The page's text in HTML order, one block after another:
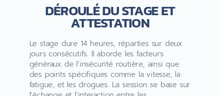
DÉROULÉ DU STAGE ET
ATTESTATION
Le stage dure 14 heures, réparties sur deux
jours consécutifs. Il aborde les facteurs
généraux de l’insécurité routière, ainsi que
des points spécifiques comme la vitesse, la
fatigue, et les drogues. La session se base sur